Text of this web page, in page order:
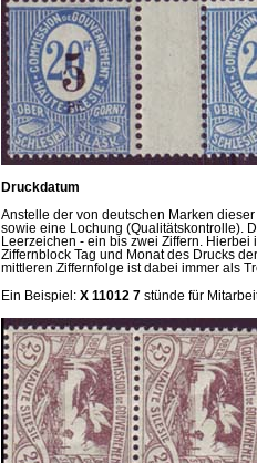
Druckdatum
Anstelle der von deutschen Marken
sowie eine Lochung (Qualitätskontrolle).
Leerzeichen - ein bis zwei Ziffern.
Ziffernblock Tag und Monat des Drucks
mittleren Ziffernfolge ist dabei immer als
Ein Beispiel: X 11012 7 stünde für